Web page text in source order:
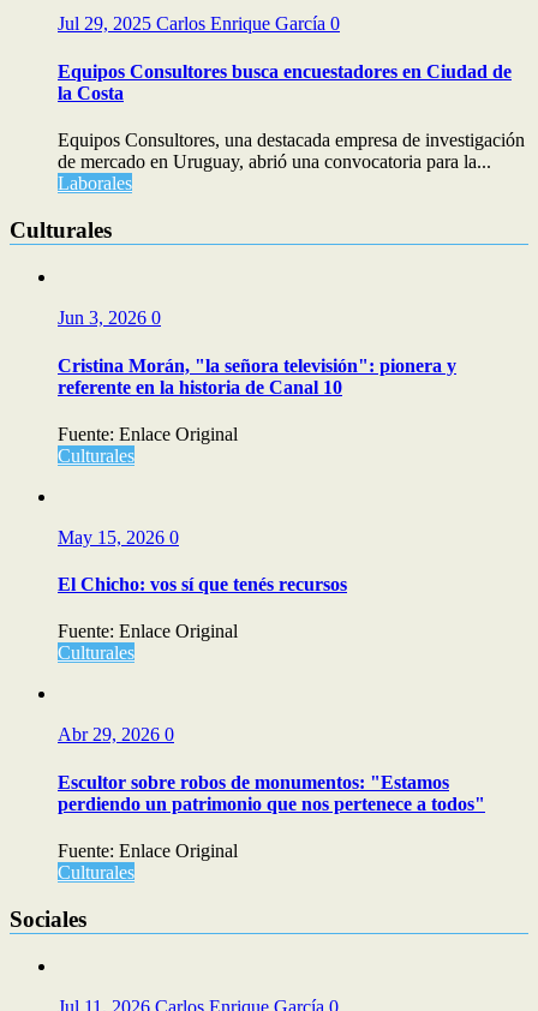
Jul 29, 2025 Carlos Enrique García 0
Equipos Consultores busca encuestadores en Ciudad de
la Costa
Equipos Consultores, una destacada empresa de investigación
de mercado en Uruguay, abrió una convocatoria para la...
Laborales
Culturales
Jun 3, 2026 0
Cristina Morán, "la señora televisión": pionera y
referente en la historia de Canal 10
Fuente: Enlace Original
Culturales
May 15, 2026 0
El Chicho: vos sí que tenés recursos
Fuente: Enlace Original
Culturales
Abr 29, 2026 0
Escultor sobre robos de monumentos: "Estamos
perdiendo un patrimonio que nos pertenece a todos"
Fuente: Enlace Original
Culturales
Sociales